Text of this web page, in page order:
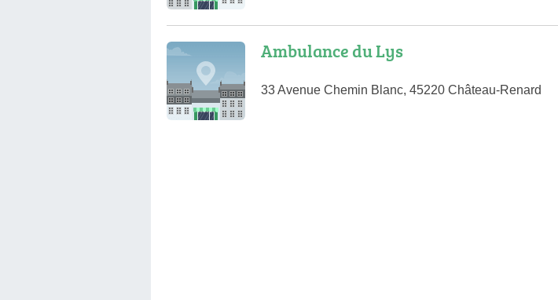
Ambulance du Lys
33 Avenue Chemin Blanc, 45220 Château-Renard